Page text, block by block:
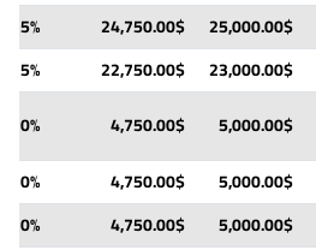
25,000.00$
24,750.00$
5%
23,000.00$
22,750.00$
5%
5,000.00$
4,750.00$
10%
5,000.00$
4,750.00$
10%
5,000.00$
4,750.00$
10%